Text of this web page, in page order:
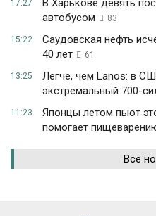
17:27
В Харькове девять
автобусом
83
15:22
Саудовская нефть
40 лет
61
13:25
Легче, чем Lanos: в
экстремальный 700-
11:23
Японцы летом пьют
помогает
Все